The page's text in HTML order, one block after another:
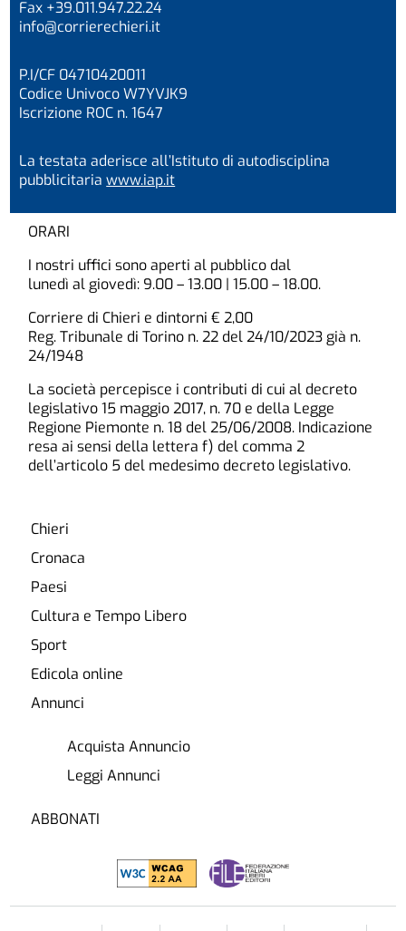
Fax +39.011.947.22.24
info@corrierechieri.it
P.I/CF 04710420011
Codice Univoco W7YVJK9
Iscrizione ROC n. 1647
La testata aderisce all’Istituto di autodisciplina
pubblicitariawww.iap.it
ORARI
I nostri uffici sono aperti al pubblico dal
lunedì al giovedì: 9.00 – 13.00 | 15.00 – 18.00.
Corriere di Chieri e dintorni € 2,00
Reg. Tribunale di Torino n. 22 del 24/10/2023 già n.
24/1948
La società percepisce i contributi di cui al decreto
legislativo 15 maggio 2017, n. 70 e della Legge
Regione Piemonte n. 18 del 25/06/2008. Indicazione
resa ai sensi della lettera f) del comma 2
dell’articolo 5 del medesimo decreto legislativo.
Chieri
Cronaca
Paesi
Cultura e Tempo Libero
Sport
Edicola online
Annunci
Acquista Annuncio
Leggi Annunci
ABBONATI